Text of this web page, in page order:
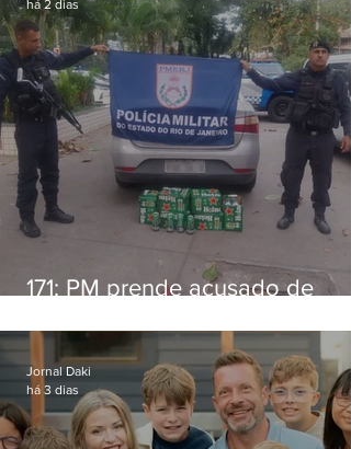
171: PM prende acusado de
Niterói
há 2 dias
Jornal Daki
há 3 dias